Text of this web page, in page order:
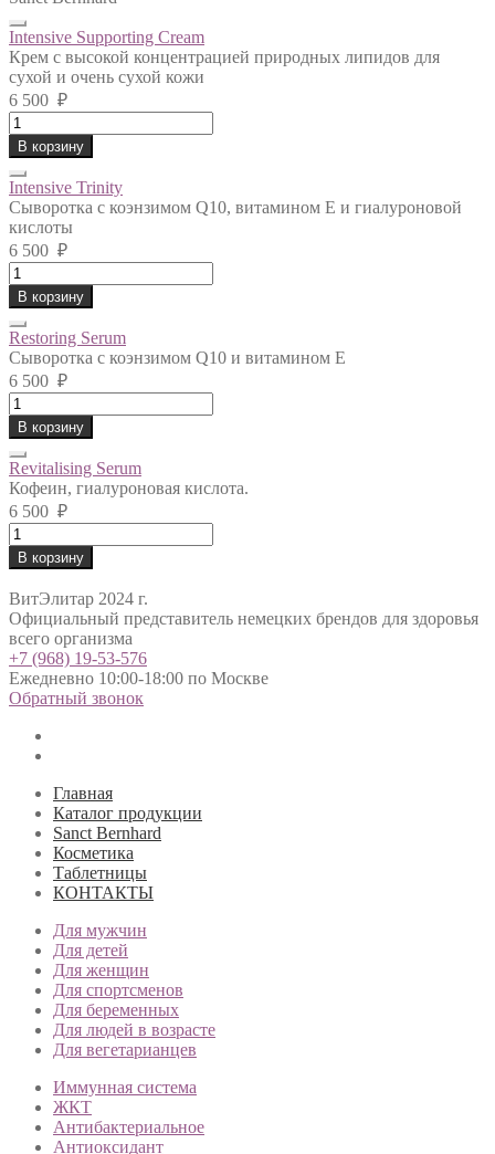
Intensive Supporting Cream
Крем с высокой концентрацией природных липидов для
сухой и очень сухой кожи
6 500 ₽
Intensive
Supporting
Cream
quantity
В корзину
Intensive Trinity
Сыворотка с коэнзимом Q10, витамином Е и гиалуроновой
кислоты
6 500 ₽
Intensive
Trinity
quantity
В корзину
Restoring Serum
Сыворотка с коэнзимом Q10 и витамином Е
6 500 ₽
Restoring
Serum
quantity
В корзину
Revitalising Serum
Кофеин, гиалуроновая кислота.
6 500 ₽
Revitalising
Serum
quantity
В корзину
ВитЭлитар 2024 г.
Официальный представитель немецких брендов для здоровья
всего организма
+7 (968) 19-53-576
Ежедневно 10:00-18:00 по Москве
Обратный звонок
Главная
Каталог продукции
Sanct Bernhard
Косметика
Таблетницы
КОНТАКТЫ
Для мужчин
Для детей
Для женщин
Для спортсменов
Для беременных
Для людей в возрасте
Для вегетарианцев
Иммунная система
ЖКТ
Антибактериальное
Антиоксидант